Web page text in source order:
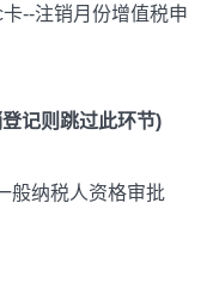
--注销月份增值税申
记则跳过此环节)
纳税人资格审批